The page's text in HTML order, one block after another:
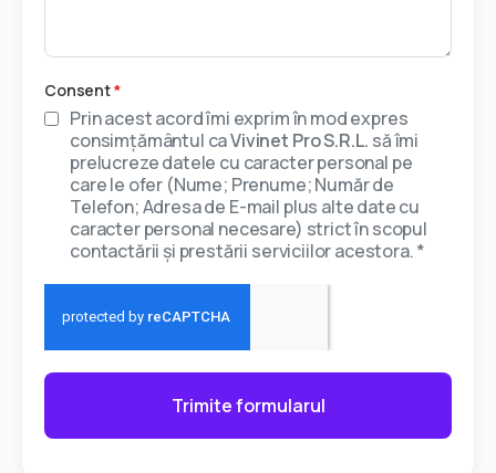
Consent*
Prin acest acord îmi exprim în mod expres
consimțământul caVivinet Pro S.R.L. să îmi
prelucreze datele cu caracter personal pe
care le ofer (Nume; Prenume; Număr de
Telefon; Adresa de E-mail plus alte date cu
caracter personal necesare) strict în scopul
contactării și prestării serviciilor acestora. *
Trimite formularul